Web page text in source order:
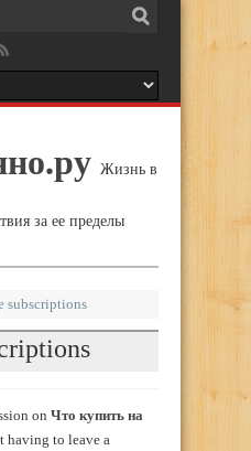
Жизнь в
за ее пределы
subscriptions
on Что купить на
having to leave a